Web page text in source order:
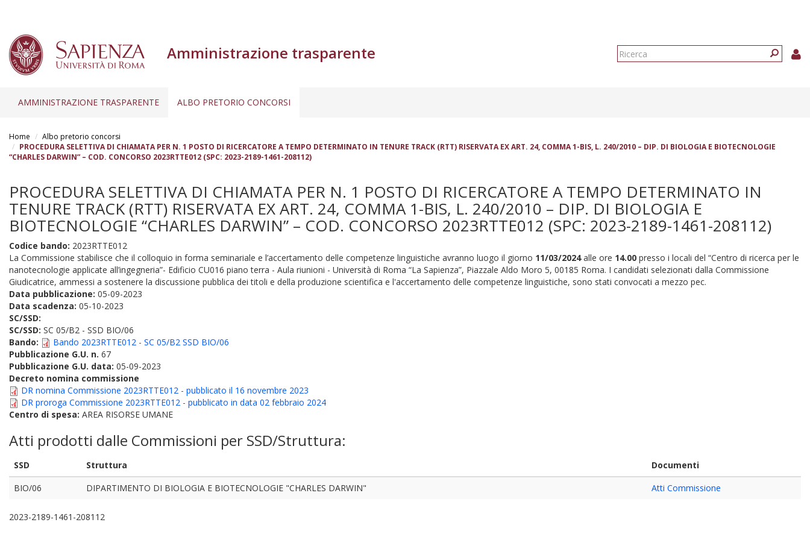
contenuto
principale
Amministrazione trasparente
Form
AMMINISTRAZIONE TRASPARENTE ALBO PRETORIO CONCORSI
Home
Albo pretorio concorsi
PROCEDURA SELETTIVA DI CHIAMATA PER N. 1 POSTO DI RICERCATORE A TEMPO DETERMINATO IN TENURE TRACK (RTT) RISERVATA EX ART. 24, COMMA 1-BIS, L. 240/2010 – DIP. DI BIOLOGIA E BIOTECNOLOGIE
“CHARLES DARWIN” – COD. CONCORSO 2023RTTE012 (SPC: 2023-2189-1461-208112)
PROCEDURA SELETTIVA DI CHIAMATA PER N. 1 POSTO DI RICERCATORE A TEMPO DETERMINATO IN
TENURE TRACK (RTT) RISERVATA EX ART. 24, COMMA 1-BIS, L. 240/2010 – DIP. DI BIOLOGIA E
BIOTECNOLOGIE “CHARLES DARWIN” – COD. CONCORSO 2023RTTE012 (SPC: 2023-2189-1461-208112)
Codice bando: 2023RTTE012
La Commissione stabilisce che il colloquio in forma seminariale e l’accertamento delle competenze linguistiche avranno luogo il giorno 11/03/2024alle ore 14.00 presso i locali del “Centro di ricerca per le
nanotecnologie applicate all’ingegneria”- Edificio CU016 piano terra - Aula riunioni - Università di Roma “La Sapienza”, Piazzale Aldo Moro 5, 00185 Roma. I candidati selezionati dalla Commissione
Giudicatrice, ammessi a sostenere la discussione pubblica dei titoli e della produzione scientifica e l'accertamento delle competenze linguistiche, sono stati convocati a mezzo pec.
Data pubblicazione: 05-09-2023
Data scadenza: 05-10-2023
SC/SSD:
SC/SSD: SC 05/B2 - SSD BIO/06
Bando:
Bando 2023RTTE012 - SC 05/B2 SSD BIO/06
Pubblicazione G.U. n. 67
Pubblicazione G.U. data: 05-09-2023
Decreto nomina commissione
DR nomina Commissione 2023RTTE012 - pubblicato il 16 novembre 2023
DR proroga Commissione 2023RTTE012 - pubblicato in data 02 febbraio 2024
Centro di spesa: AREA RISORSE UMANE
Atti prodotti dalle Commissioni per SSD/Struttura:
SSD Struttura
Documenti
BIO/06
DIPARTIMENTO DI BIOLOGIA E BIOTECNOLOGIE "CHARLES DARWIN" Atti Commissione
2023-2189-1461-208112